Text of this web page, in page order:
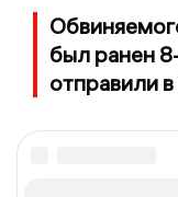
был ранен
отправили